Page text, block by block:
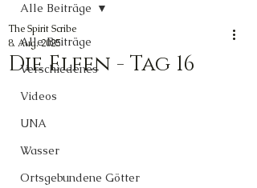
Alle Beiträge
Verschiedenes
Videos
UNA
Wasser
Ortsgebundene Götter
Alle Beiträge
Die Elfen - Tag 16
The Spirit Scribe
8. Aug. 2025